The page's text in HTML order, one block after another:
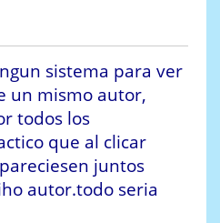
sistema para ver
un mismo autor,
todos los
que al clicar
juntos
autor.todo seria